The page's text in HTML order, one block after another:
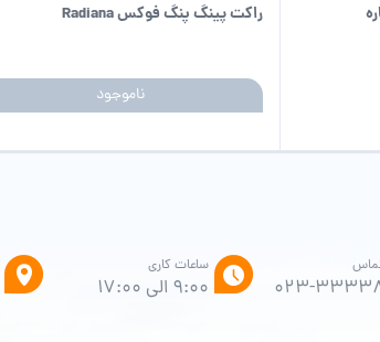
راکت پینگ پنگ فوکس Radiana
ناموجود
۳۳۳۳۸۶۵۲
ساعات کاری
9:00 الی 17:00